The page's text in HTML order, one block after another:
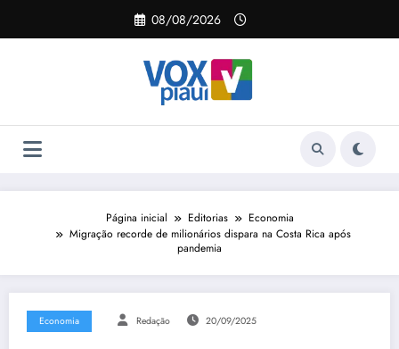
o
08/08/2026
Página inicial Editorias
Economia
Migração recorde de milionários dispara na Costa Rica após
pandemia
Economia Redação 20/09/2025